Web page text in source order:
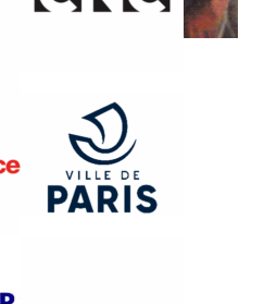
DE LA
Goldman